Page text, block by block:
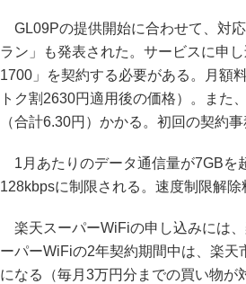
GL09Pの提供開始に合わせて、対
ラン」も発表された。サービスに申
1700」を契約する必要がある。月額
トク割2630円適用後の価格）。また
（合計6.30円）かかる。初回の契約
1月あたりのデータ通信量が7GBを
128kbpsに制限される。速度制限解除
楽天スーパーWiFiの申し込みには
ーパーWiFiの2年契約期間中は、楽
になる（毎月3万円分までの買い物